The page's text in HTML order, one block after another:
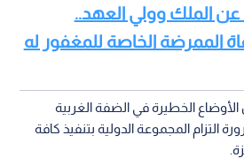
عن الملك وولي العهد..
الممرضة الخاصة للمغفور له
الخطيرة في الضفة الغربية
التزام المجموعة الدولية بتنفيذ كافة